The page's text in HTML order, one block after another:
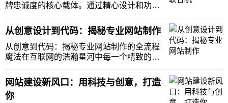
牌忠诚度的核心载体。通过精心设计和功能
行互动，传递品牌价值，在激烈的市场竞争
中脱颖而出。近期，广州万户网络与广州市
联合机械有限公司正式达成网站建设合作。
广州市联合机
从创意设计到代码：揭秘专业网站制作
从创意到代码：揭秘专业网站制作的全流程
魔法在互联网的浩瀚星河中每一个精致的网
创意火花到最终的代码呈现专业网站制作的
全流程充满着神奇与魅力下面就为你揭开这
场魔法背后的奥秘。魔法的开端是创意构思
网站建设新风口：用科技与创意，打造
你